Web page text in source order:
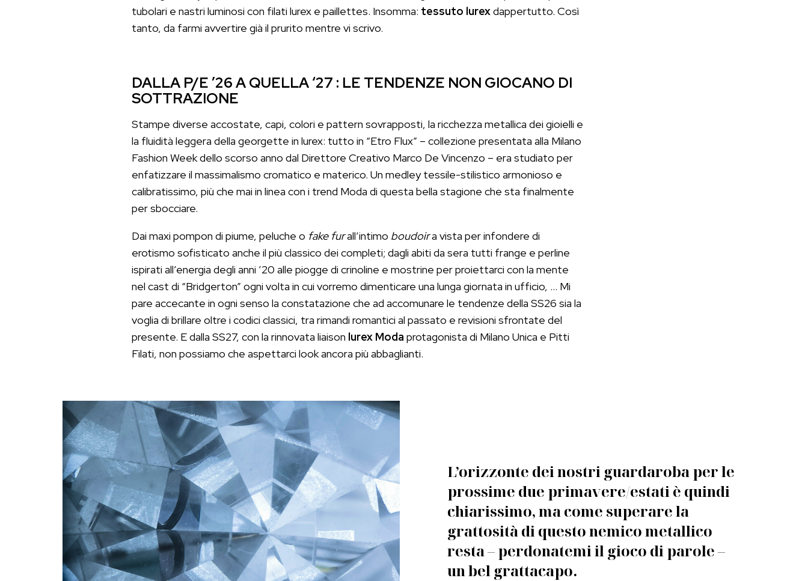
tubolari e nastri luminosi con filati lurex e paillettes. Insomma: tessuto lurexdappertutto. Così
tanto, da farmi avvertire già il prurito mentre vi scrivo.
DALLA P/E ’26 A QUELLA ‘27 : LE TENDENZE NON GIOCANO DI
SOTTRAZIONE
Stampe diverse accostate, capi, colori e pattern sovrapposti, la ricchezza metallica dei gioielli e
la fluidità leggera della georgette in lurex: tutto in “Etro Flux” – collezione presentata alla Milano
Fashion Week dello scorso anno dal Direttore Creativo Marco De Vincenzo – era studiato per
enfatizzare il massimalismo cromatico e materico. Un medley tessile-stilistico armonioso e
calibratissimo, più che mai in linea con i trend Moda di questa bella stagione che sta finalmente
per sbocciare.
Dai maxi pompon di piume, peluche o fake furall’intimo boudoira vista per infondere di
erotismo sofisticato anche il più classico dei completi; dagli abiti da sera tutti frange e perline
ispirati all’energia degli anni ’20 alle piogge di crinoline e mostrine per proiettarci con la mente
nel cast di “Bridgerton” ogni volta in cui vorremo dimenticare una lunga giornata in ufficio, … Mi
pare accecante in ogni senso la constatazione che ad accomunare le tendenze della SS26 sia la
voglia di brillare oltre i codici classici, tra rimandi romantici al passato e revisioni sfrontate del
presente. E dalla SS27, con la rinnovata liaison lurex Moda protagonista di Milano Unica e Pitti
Filati, non possiamo che aspettarci look ancora più abbaglianti.
L’orizzonte dei nostri guardaroba per le
prossime due primavere/estati è quindi
chiarissimo, ma come superare la
grattosità di questo nemico metallico
resta – perdonatemi il gioco di parole –
un bel grattacapo.